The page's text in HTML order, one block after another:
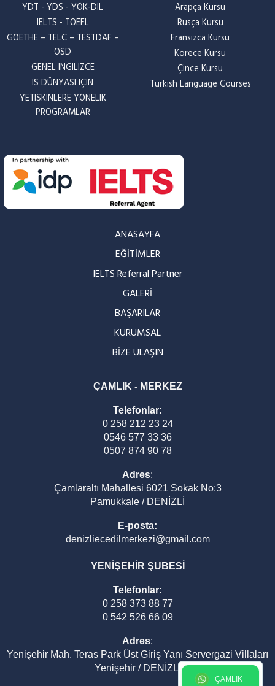
ÇAMLIK
YDT - YDS - YÖK-DIL
IELTS - TOEFL
GOETHE – TELC – TESTDAF –
ÖSD
GENEL INGILIZCE
IS DÜNYASI IÇIN
YETISKINLERE YÖNELIK
PROGRAMLAR
Arapça Kursu
Rusça Kursu
Fransızca Kursu
Korece Kursu
Çince Kursu
Turkish Language Courses
ANASAYFA
EĞİTİMLER
IELTS Referral Partner
GALERİ
BAŞARILAR
KURUMSAL
BİZE ULAŞIN
ÇAMLIK - MERKEZ
Telefonlar:
0 258 212 23 24
0546 577 33 36
0507 874 90 78
Adres:
Çamlaraltı Mahallesi 6021 Sokak No:3
Pamukkale / DENİZLİ
E-posta:
denizliecedilmerkezi@gmail.com
YENİŞEHİR ŞUBESİ
Telefonlar:
0 258 373 88 77
0 542 526 66 09
Adres:
Yenişehir Mah. Teras Park Üst Giriş Yanı Servergazi Villaları
Yenişehir / DENİZLİ